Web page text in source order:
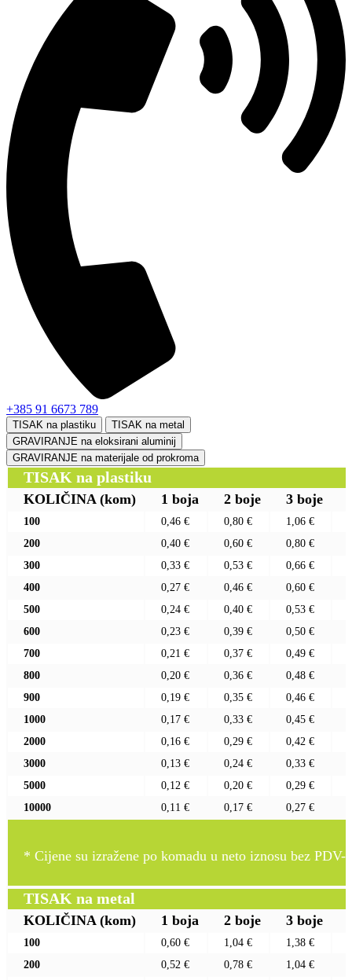
+385 91 6673 789
TISAK na plastiku
TISAK na metal
GRAVIRANJE na eloksirani aluminij
GRAVIRANJE na materijale od prokroma
TISAK na plastiku
KOLIČINA (kom) 1 boja 2 boje 3 boje
100 0,46 € 0,80 € 1,06 €
200
0,40 € 0,60 € 0,80 €
300
0,33 € 0,53 € 0,66 €
400
0,27 € 0,46 € 0,60 €
500
0,24 € 0,40 € 0,53 €
600
0,23 € 0,39 € 0,50 €
700
0,21 € 0,37 € 0,49 €
800
0,20 € 0,36 € 0,48 €
900
0,19 € 0,35 € 0,46 €
1000
0,17 € 0,33 € 0,45 €
2000
0,16 € 0,29 € 0,42 €
3000
0,13 € 0,24 € 0,33 €
5000
0,12 € 0,20 € 0,29 €
10000
0,11 € 0,17 € 0,27 €
* Cijene su izražene po komadu u neto iznosu bez PDV-
TISAK na metal
KOLIČINA (kom) 1 boja 2 boje 3 boje
100 0,60 € 1,04 € 1,38 €
200
0,52 € 0,78 € 1,04 €